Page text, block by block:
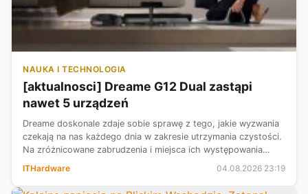
NAUKA I TECHNOLOGIA
[aktualnosci] Dreame G12 Dual zastąpi
nawet 5 urządzeń
Dreame doskonale zdaje sobie sprawę z tego, jakie wyzwania
czekają na nas każdego dnia w zakresie utrzymania czystości.
Na zróżnicowane zabrudzenia i miejsca ich występowania
najlepiej mieć cały zestaw urządzeń czyszczących. Dlatego też
ITHardware 04.08.2026 23:19